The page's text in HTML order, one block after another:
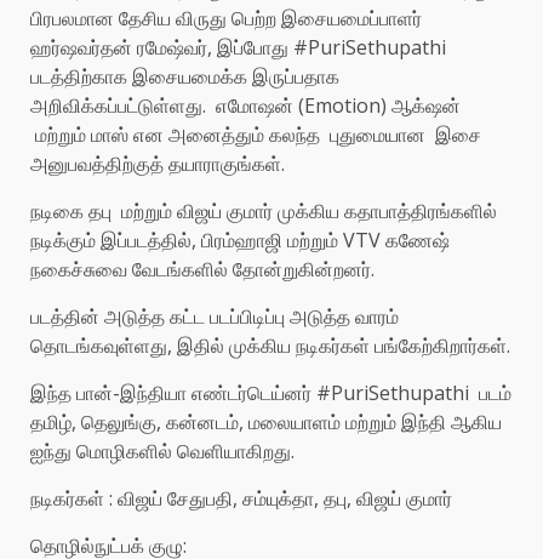
பிரபலமான தேசிய விருது பெற்ற இசையமைப்பாளர்
ஹர்ஷவர்தன் ரமேஷ்வர், இப்போது #PuriSethupathi
படத்திற்காக இசையமைக்க இருப்பதாக
அறிவிக்கப்பட்டுள்ளது. எமோஷன் (Emotion) ஆக்‌ஷன்
மற்றும் மாஸ் என அனைத்தும் கலந்த புதுமையான இசை
அனுபவத்திற்குத் தயாராகுங்கள்.
நடிகை தபு மற்றும் விஜய் குமார் முக்கிய கதாபாத்திரங்களில்
நடிக்கும் இப்படத்தில், பிரம்ஹாஜி மற்றும் VTV கணேஷ்
நகைச்சுவை வேடங்களில் தோன்றுகின்றனர்.
படத்தின் அடுத்த கட்ட படப்பிடிப்பு அடுத்த வாரம்
தொடங்கவுள்ளது, இதில் முக்கிய நடிகர்கள் பங்கேற்கிறார்கள்.
இந்த பான்-இந்தியா எண்டர்டெய்னர் #PuriSethupathi படம்
தமிழ், தெலுங்கு, கன்னடம், மலையாளம் மற்றும் இந்தி ஆகிய
ஐந்து மொழிகளில் வெளியாகிறது.
நடிகர்கள் : விஜய் சேதுபதி, சம்யுக்தா, தபு, விஜய் குமார்
தொழில்நுட்பக் குழு: